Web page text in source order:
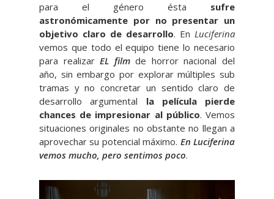
para el género ésta sufre
astronómicamente por no presentar un
objetivo claro de desarrollo. En Luciferina
vemos que todo el equipo tiene lo necesario
para realizarEL filmde horror nacional del
año, sin embargo por explorar múltiples sub
tramas y no concretar un sentido claro de
desarrollo argumental la película pierde
chances de impresionar al público. Vemos
situaciones originales no obstante no llegan a
aprovechar su potencial máximo. En Luciferina
vemos mucho, pero sentimos poco.